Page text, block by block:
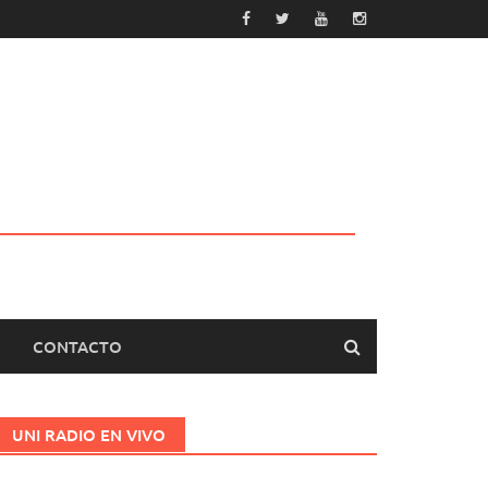
CONTACTO
UNI RADIO EN VIVO